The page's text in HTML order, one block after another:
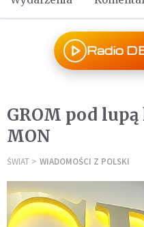
Radio
GROM pod
MON
ŚWIAT WIADOMOŚCI Z POLSKI